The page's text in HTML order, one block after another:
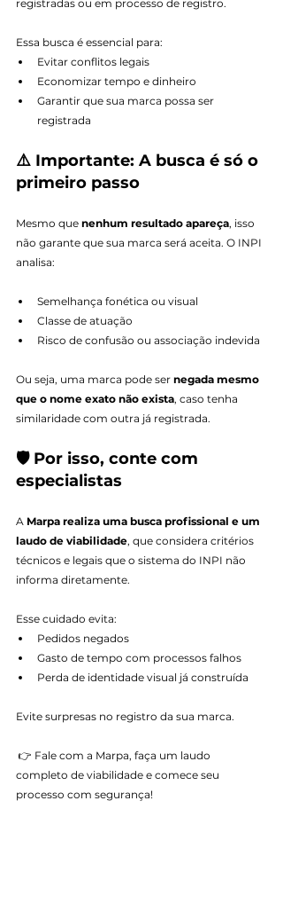
registradas ou em processo de registro.
Essa busca é essencial para:
Evitar conflitos legais
Economizar tempo e dinheiro
Garantir que sua marca possa ser
registrada
⚠️ Importante: A busca é só o
primeiro passo
Mesmo que nenhum resultado apareça, isso
não garante que sua marca será aceita. O INPI
analisa:
Semelhança fonética ou visual
Classe de atuação
Risco de confusão ou associação indevida
Ou seja, uma marca pode ser negada mesmo
que o nome exato não exista, caso tenha
similaridade com outra já registrada.
🛡️ Por isso, conte com
especialistas
A Marpa realiza uma busca profissional e um
laudo de viabilidade, que considera critérios
técnicos e legais que o sistema do INPI não
informa diretamente.
Esse cuidado evita:
Pedidos negados
Gasto de tempo com processos falhos
Perda de identidade visual já construída
Evite surpresas no registro da sua marca.
👉 Fale com a Marpa, faça um laudo
completo de viabilidade e comece seu
processo com segurança!